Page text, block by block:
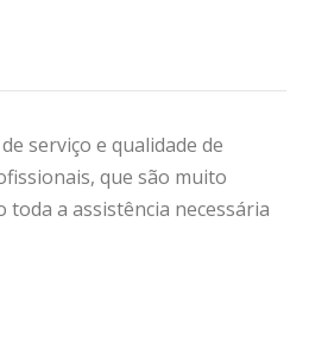
serviço e qualidade de
que são muito
a assistência necessária